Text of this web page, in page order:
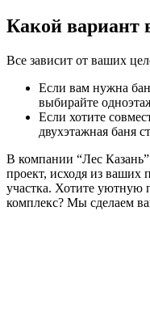
Какой вариант
Все зависит от ваших
Если вам нужна
выбирайте
Если хотите
двухэтажная баня
В компании “Лес
проект, исходя из ваших
участка. Хотите
комплекс? Мы сделаем